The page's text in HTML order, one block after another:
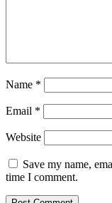
Name *
Email *
Website
Save my name,
time I comment.